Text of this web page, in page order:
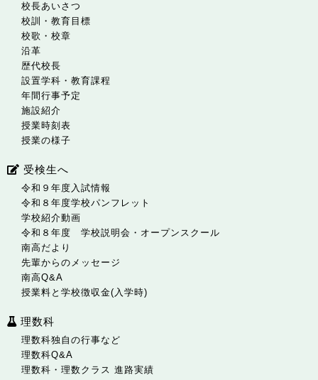
校長あいさつ
校訓・教育目標
校歌・校章
沿革
歴代校長
設置学科・教育課程
年間行事予定
施設紹介
授業時刻表
授業の様子
受検生へ
令和９年度入試情報
令和８年度学校パンフレット
学校紹介動画
令和８年度 学校説明会・オープンスクール
南高だより
先輩からのメッセージ
南高Q&A
授業料と学校徴収金(入学時)
理数科
理数科独自の行事など
理数科Q&A
理数科・理数クラス 進路実績